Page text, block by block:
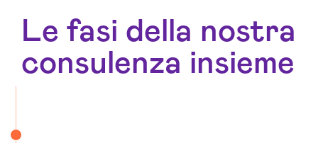
Le fasi della nostra
consulenza insieme